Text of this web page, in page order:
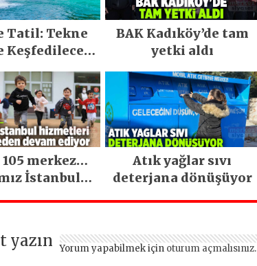
Tatil: Tekne
Keşfedilecek
BAK Kadıköy’de tam
yetki aldı
105 merkez…
İstanbul
Atık yağlar sıvı
deterjana dönüşüyor
yazın Yorum yapabilmek için oturum açmalısınız.